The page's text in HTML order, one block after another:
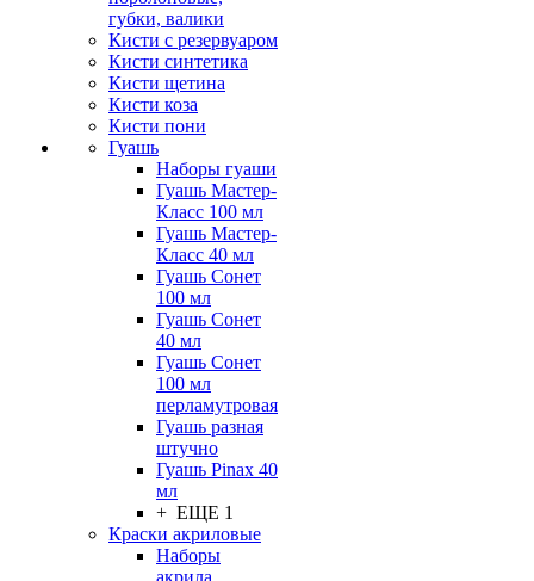
губки, валики
Кисти с резервуаром
Кисти синтетика
Кисти щетина
Кисти коза
Кисти пони
Гуашь
Наборы гуаши
Гуашь Мастер-
Класс 100 мл
Гуашь Мастер-
Класс 40 мл
Гуашь Сонет
100 мл
Гуашь Сонет
40 мл
Гуашь Сонет
100 мл
перламутровая
Гуашь разная
штучно
Гуашь Pinax 40
мл
+ ЕЩЕ 1
Краски акриловые
Наборы
акрила